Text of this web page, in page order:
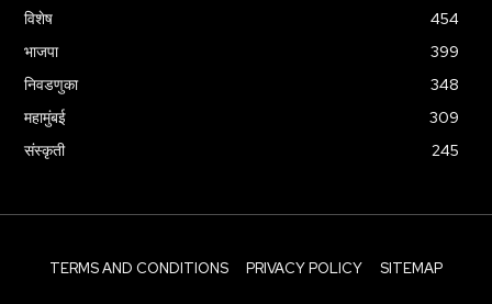
विशेष
454
भाजपा
399
निवडणुका
348
महामुंबई
309
संस्कृती
245
TERMS AND CONDITIONS PRIVACY POLICY SITEMAP